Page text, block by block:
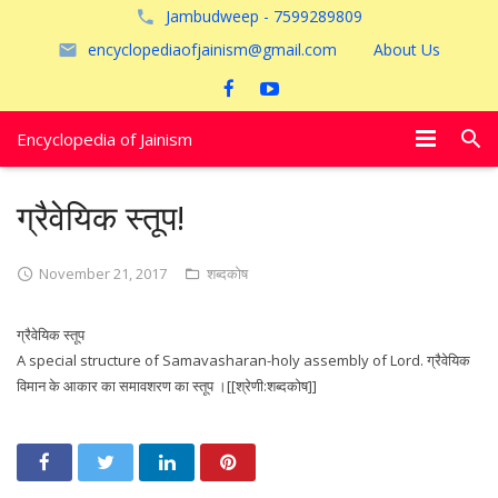
Jambudweep - 7599289809
encyclopediaofjainism@gmail.com
About Us
Encyclopedia of Jainism
पूजायें
अयोध्या
ग्रैवेयिक स्तूप!
November 21, 2017 शब्दकोष
ग्रैवेयिक स्तूप
A special structure of Samavasharan-holy assembly of Lord. ग्रैवेयिक
विमान के आकार का समावशरण का स्तूप ।[[श्रेणी:शब्दकोष]]